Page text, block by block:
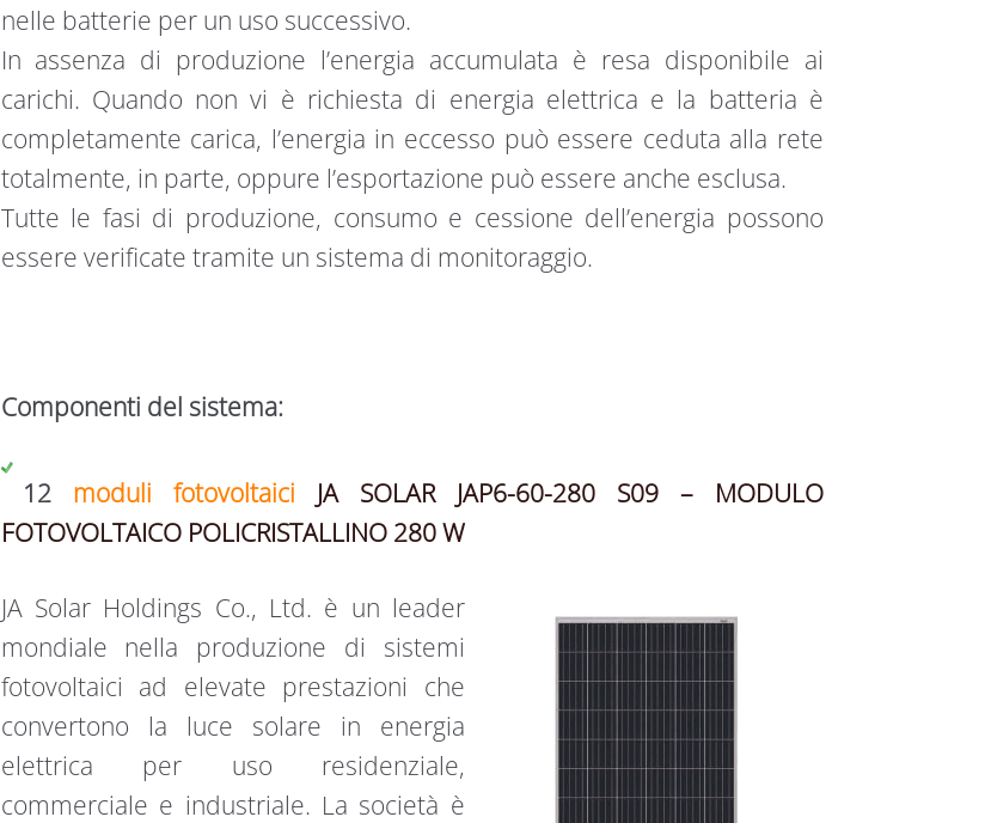
nelle batterie per un uso successivo.
In assenza di produzione l’energia accumulata è resa disponibile ai
carichi. Quando non vi è richiesta di energia elettrica e la batteria è
completamente carica, l’energia in eccesso può essere ceduta alla rete
totalmente, in parte, oppure l’esportazione può essere anche esclusa.
Tutte le fasi di produzione, consumo e cessione dell’energia possono
essere verificate tramite un sistema di monitoraggio.
Componenti del sistema:
12 moduli fotovoltaici JA SOLAR JAP6-60-280 S09 – MODULO
FOTOVOLTAICO POLICRISTALLINO 280 W
JA Solar Holdings Co., Ltd. è un leader
mondiale nella produzione di sistemi
fotovoltaici ad elevate prestazioni che
convertono la luce solare in energia
elettrica per uso residenziale,
commerciale e industriale. La società è